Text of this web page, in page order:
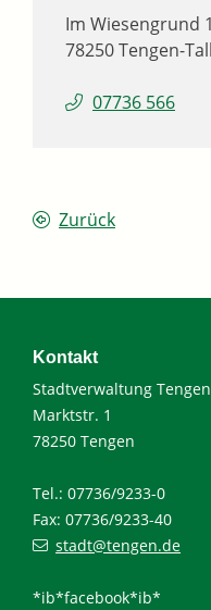
Im Wiesengrund
78250Tengen-
07736 566
Zurück
Kontakt
Stadtverwaltung Tengen
Marktstr. 1
78250 Tengen
Tel.: 07736/9233-0
Fax: 07736/9233-40
stadt@tengen.de
*ib*facebook*ib*